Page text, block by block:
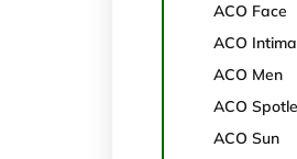
ACO Face
ACO
ACO Men
ACO
ACO Sun